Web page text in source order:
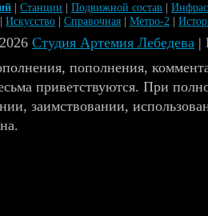
| Станции | Подвижной состав |
| Искусство | Справочная | Метро-2 |
Студия Артемия Лебедева |
пополнения,
приветствуются. При
заимствовании,